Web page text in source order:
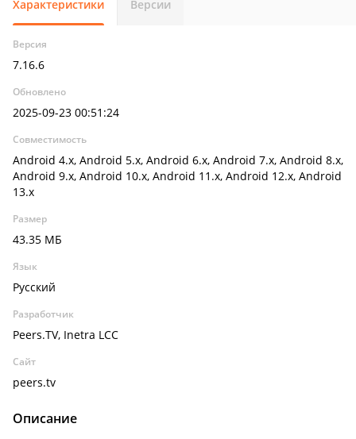
Характеристики Версии
Версия
7.16.6
Обновлено
2025-09-23 00:51:24
Совместимость
Android 4.x, Android 5.x, Android 6.x, Android 7.x, Android 8.x,
Android 9.x, Android 10.x, Android 11.x, Android 12.x, Android
13.x
Размер
43.35 МБ
Язык
Русский
Разработчик
Peers.TV, Inetra LCC
Сайт
peers.tv
Описание